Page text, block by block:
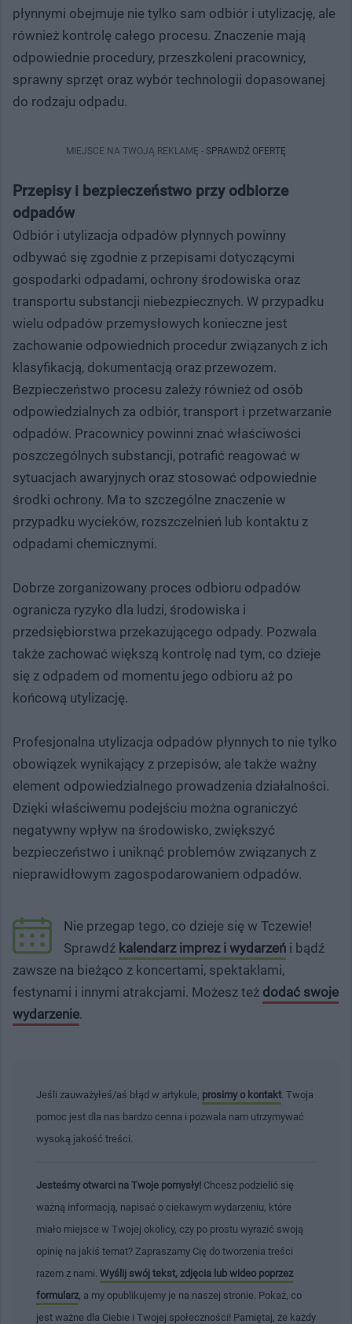
płynnymi obejmuje nie tylko sam odbiór i utylizację, ale
również kontrolę całego procesu. Znaczenie mają
odpowiednie procedury, przeszkoleni pracownicy,
sprawny sprzęt oraz wybór technologii dopasowanej
do rodzaju odpadu.
MIEJSCE NA TWOJĄ REKLAMĘ - SPRAWDŹ OFERTĘ
Przepisy i bezpieczeństwo przy odbiorze
odpadów
Odbiór i utylizacja odpadów płynnych powinny
odbywać się zgodnie z przepisami dotyczącymi
gospodarki odpadami, ochrony środowiska oraz
transportu substancji niebezpiecznych. W przypadku
wielu odpadów przemysłowych konieczne jest
zachowanie odpowiednich procedur związanych z ich
klasyfikacją, dokumentacją oraz przewozem.
Bezpieczeństwo procesu zależy również od osób
odpowiedzialnych za odbiór, transport i przetwarzanie
odpadów. Pracownicy powinni znać właściwości
poszczególnych substancji, potrafić reagować w
sytuacjach awaryjnych oraz stosować odpowiednie
środki ochrony. Ma to szczególne znaczenie w
przypadku wycieków, rozszczelnień lub kontaktu z
odpadami chemicznymi.
Dobrze zorganizowany proces odbioru odpadów
ogranicza ryzyko dla ludzi, środowiska i
przedsiębiorstwa przekazującego odpady. Pozwala
także zachować większą kontrolę nad tym, co dzieje
się z odpadem od momentu jego odbioru aż po
końcową utylizację.
Profesjonalna utylizacja odpadów płynnych to nie tylko
obowiązek wynikający z przepisów, ale także ważny
element odpowiedzialnego prowadzenia działalności.
Dzięki właściwemu podejściu można ograniczyć
negatywny wpływ na środowisko, zwiększyć
bezpieczeństwo i uniknąć problemów związanych z
nieprawidłowym zagospodarowaniem odpadów.
Nie przegap tego, co dzieje się w Tczewie!
Sprawdź kalendarz imprez i wydarzeń i bądź
zawsze na bieżąco z koncertami, spektaklami,
festynami i innymi atrakcjami. Możesz też dodać swoje
wydarzenie.
Jeśli zauważyłeś/aś błąd w artykule, prosimy o kontakt . Twoja
pomoc jest dla nas bardzo cenna i pozwala nam utrzymywać
wysoką jakość treści.
Jesteśmy otwarci na Twoje pomysły! Chcesz podzielić się
ważną informacją, napisać o ciekawym wydarzeniu, które
miało miejsce w Twojej okolicy, czy po prostu wyrazić swoją
opinię na jakiś temat? Zapraszamy Cię do tworzenia treści
razem z nami. Wyślij swój tekst, zdjęcia lub wideo poprzez
formularz , a my opublikujemy je na naszej stronie. Pokaż, co
jest ważne dla Ciebie i Twojej społeczności! Pamiętaj, że każdy